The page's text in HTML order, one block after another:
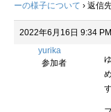
ーの様子について › 返信
2022年6月16日 9:34 PM
yurika
参加者